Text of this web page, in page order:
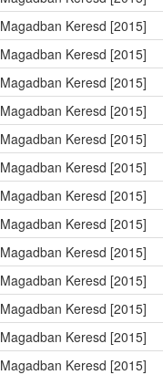
Magadban Keresd [2015]
Magadban Keresd [2015]
Magadban Keresd [2015]
Magadban Keresd [2015]
Magadban Keresd [2015]
Magadban Keresd [2015]
Magadban Keresd [2015]
Magadban Keresd [2015]
Magadban Keresd [2015]
Magadban Keresd [2015]
Magadban Keresd [2015]
Magadban Keresd [2015]
Magadban Keresd [2015]